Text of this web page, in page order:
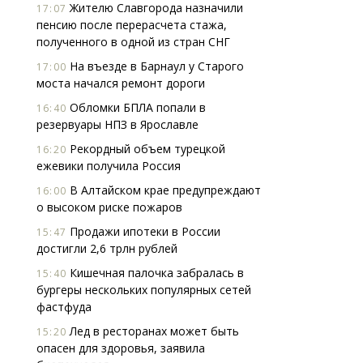
17:07 Жителю Славгорода назначили
пенсию после перерасчета стажа,
полученного в одной из стран СНГ
17:00 На въезде в Барнаул у Старого
моста начался ремонт дороги
16:40 Обломки БПЛА попали в
резервуары НПЗ в Ярославле
16:20 Рекордный объем турецкой
ежевики получила Россия
16:00 В Алтайском крае предупреждают
о высоком риске пожаров
15:47 Продажи ипотеки в России
достигли 2,6 трлн рублей
15:40 Кишечная палочка забралась в
бургеры нескольких популярных сетей
фастфуда
15:20 Лед в ресторанах может быть
опасен для здоровья, заявила